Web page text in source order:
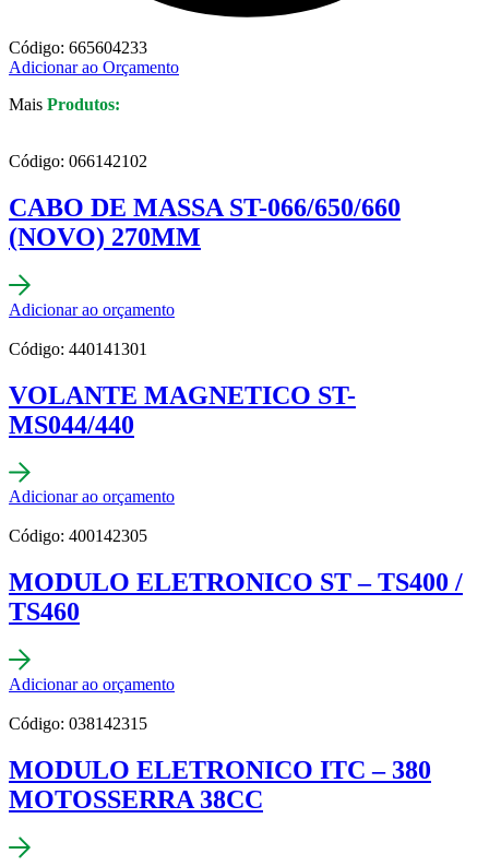
Código: 665604233
Adicionar ao Orçamento
Mais Produtos:
Código: 066142102
CABO DE MASSA ST-066/650/660
(NOVO) 270MM
Adicionar ao orçamento
Código: 440141301
VOLANTE MAGNETICO ST-
MS044/440
Adicionar ao orçamento
Código: 400142305
MODULO ELETRONICO ST – TS400 /
TS460
Adicionar ao orçamento
Código: 038142315
MODULO ELETRONICO ITC – 380
MOTOSSERRA 38CC